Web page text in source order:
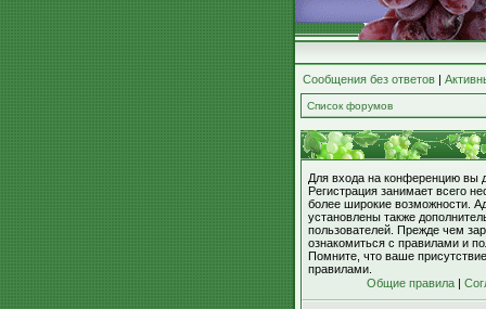
Сообщения без ответов |
Список форумов
Для входа на конференцию вы
Регистрация занимает всего
более широкие возможности.
установлены также
пользователей. Прежде чем
ознакомиться с правилами и
Помните, что ваше
правилами.
Общие правила |